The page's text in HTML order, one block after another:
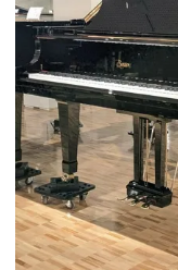
ピアノ買取ページ
よくある質問-買取